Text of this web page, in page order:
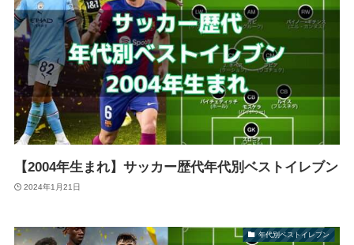
【2004年生まれ】サッカー歴代年代別ベストイレブン
2024年1月21日
年代別ベストイレブン